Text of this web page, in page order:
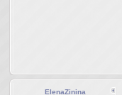
ElenaZinina